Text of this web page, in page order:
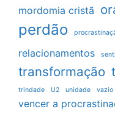
mordomia cristã
perdão
relacionamentos
transformação
trindade U2 unidade vazio
vencer a